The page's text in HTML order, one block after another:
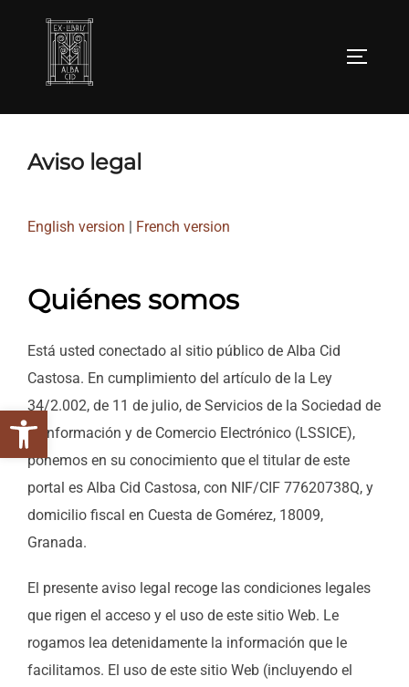
Abrir barra de herramientas
contenido
Aviso legal
English version | French version
Quiénes somos
Está usted conectado al sitio público de Alba Cid
Castosa. En cumplimiento del artículo de la Ley
34/2.002, de 11 de julio, de Servicios de la Sociedad de
la Información y de Comercio Electrónico (LSSICE),
ponemos en su conocimiento que el titular de este
portal es Alba Cid Castosa, con NIF/CIF 77620738Q, y
domicilio fiscal en Cuesta de Gomérez, 18009,
Granada.
El presente aviso legal recoge las condiciones legales
que rigen el acceso y el uso de este sitio Web. Le
rogamos lea detenidamente la información que le
facilitamos. El uso de este sitio Web (incluyendo el